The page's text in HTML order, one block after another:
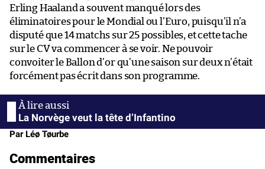
Erling Haaland a souvent manqué lors des
éliminatoires pour le Mondial ou l’Euro, puisqu’il n’a
disputé que 14 matchs sur 25 possibles, et cette tache
sur le CV va commencer à se voir. Ne pouvoir
convoiter le Ballon d’or qu’une saison sur deux n’était
forcément pas écrit dans son programme.
La Norvège veut la tête d’Infantino
Par Léø Tøurbe
Commentaires